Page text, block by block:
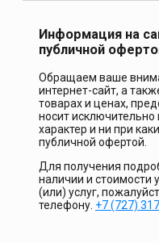
Информация на
публичной
Обращаем ваше
интернет-сайт, а
товарах и ценах,
носит
характер и ни при
публичной офертой.
Для получения
наличии и стоимости
(или) услуг,
телефону. +7 (727)